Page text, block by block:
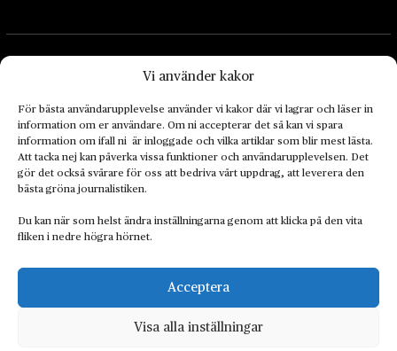
Vi använder kakor
För bästa användarupplevelse använder vi kakor där vi lagrar och läser in
information om er användare. Om ni accepterar det så kan vi spara
information om ifall ni är inloggade och vilka artiklar som blir mest lästa.
Att tacka nej kan påverka vissa funktioner och användarupplevelsen. Det
gör det också svårare för oss att bedriva vårt uppdrag, att leverera den
bästa gröna journalistiken.
Du kan när som helst ändra inställningarna genom att klicka på den vita
fliken i nedre högra hörnet.
Acceptera
Visa alla inställningar
Landets Fria Tidning är en nyhetstidning med bred bevakning av
det viktigaste som händer lokalt och globalt och med fokus på
omställningsrörelsen. En omställning till ett hållbart samhälle går
både via starka och lika rättigheter för alla människor, minskade
ekonomiska och sociala klyftor, samt utrymme för allt levande att
utvecklas och frodas.